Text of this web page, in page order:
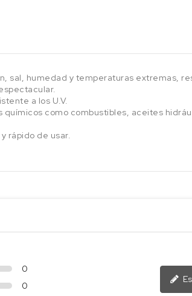
sal, humedad y temperaturas extremas,
a los U.V.
como combustibles, aceites
rápido de usar.
0
0